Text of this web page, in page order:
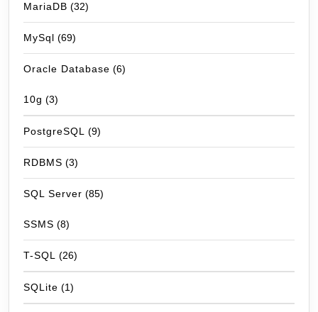
MariaDB (32)
MySql (69)
Oracle Database (6)
10g (3)
PostgreSQL (9)
RDBMS (3)
SQL Server (85)
SSMS (8)
T-SQL (26)
SQLite (1)